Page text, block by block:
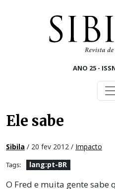
ANO 25 -
Ele sabe
Sibila / 20 fev 2012 / Impacto
Tags: lang:pt-BR
O Fred e muita gente sabe